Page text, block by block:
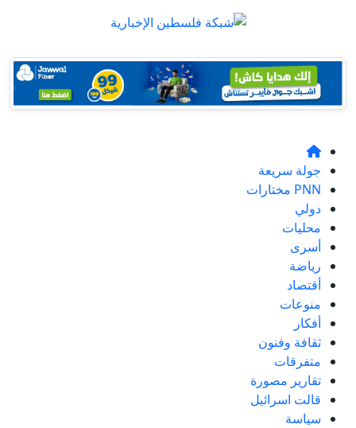
جولة سريعة
PNN مختارات
دولي
محليات
أسرى
رياضة
أقتصاد
منوعات
أفكار
ثقافة وفنون
متفرقات
تقارير مصورة
قالت اسرائيل
سياسة